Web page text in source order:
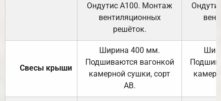
Ондутис А100. Монтаж
вентиляционных
решёток.
Свесы крыши
Ширина 400 мм.
Подшиваются вагонкой
камерной сушки, сорт
АВ.